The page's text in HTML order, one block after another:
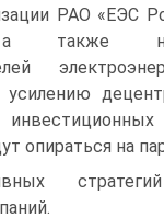
РАО «ЕЭС
также
опираться на